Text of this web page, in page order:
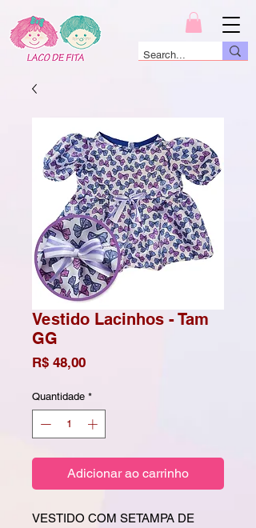
Vestido Lacinhos - Tam
GG
R$ 48,00Preço
Quantidade *
Adicionar ao carrinho
VESTIDO COM SETAMPA DE